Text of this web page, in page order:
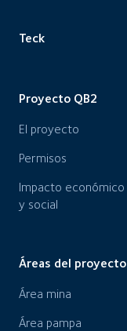
Teck
Proyecto QB2
El proyecto
Permisos
Impacto económico
y social
Áreas del proyecto
Área mina
Área pampa